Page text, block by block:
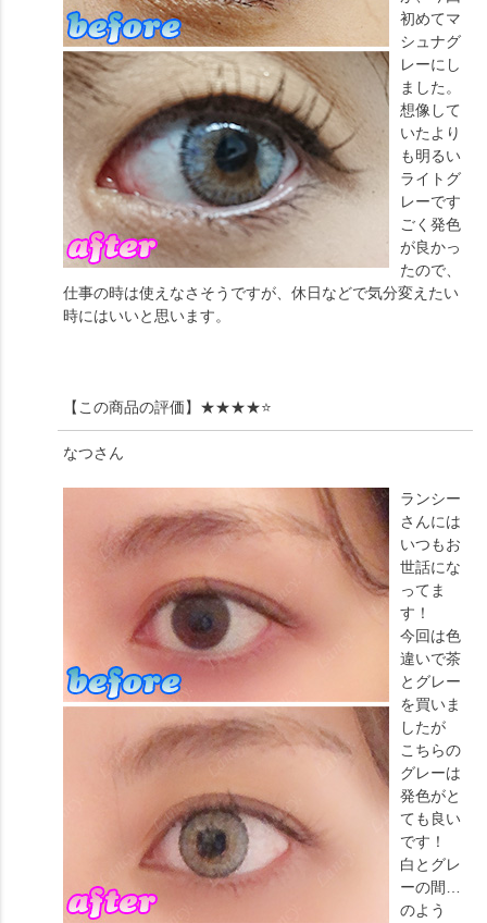
初めてマ
シュナグ
レーにし
ました。
想像して
いたより
も明るい
ライトグ
レーです
ごく発色
が良かっ
たので、
仕事の時は使えなさそうですが、休日などで気分変えたい
時にはいいと思います。
【この商品の評価】 ★★★★⭐
なつさん
ランシー
さんには
いつもお
世話にな
ってま
す！
今回は色
違いで茶
とグレー
を買いま
したが
こちらの
グレーは
発色がと
ても良い
です！
白とグレ
ーの間…
のよう